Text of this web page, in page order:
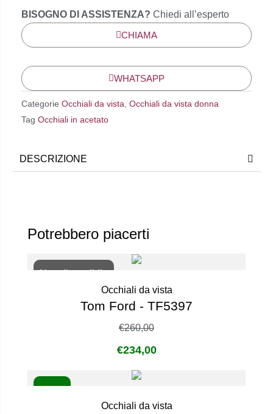
BISOGNO DI ASSISTENZA? Chiedi all’esperto
CHIAMA
WHATSAPP
Categorie Occhiali da vista, Occhiali da vista donna
Tag Occhiali in acetato
DESCRIZIONE
Potrebbero piacerti
Non disponibile
Occhiali da vista
Tom Ford - TF5397
€260,00
€234,00
Occhiali da vista